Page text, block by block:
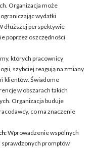
Organizacja może
wydatki
dłuższej perspektywie
poprzez oszczędności
których pracownicy
szybciej reagują na zmiany
klientów. Świadome
w obszarach takich
Organizacja buduje
co ma znaczenie
Wprowadzenie wspólnych
sprawdzonych promptów